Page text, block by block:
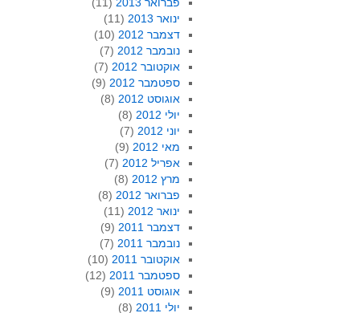
ינואר 2013
(11)
דצמבר 2012
(10)
נובמבר 2012
(7)
אוקטובר 2012
(7)
ספטמבר 2012
(9)
אוגוסט 2012
(8)
יולי 2012
(8)
יוני 2012
(7)
מאי 2012
(9)
אפריל 2012
(7)
מרץ 2012
(8)
פברואר 2012
(8)
ינואר 2012
(11)
דצמבר 2011
(9)
נובמבר 2011
(7)
אוקטובר 2011
(10)
ספטמבר 2011
(12)
אוגוסט 2011
(9)
יולי 2011
(8)